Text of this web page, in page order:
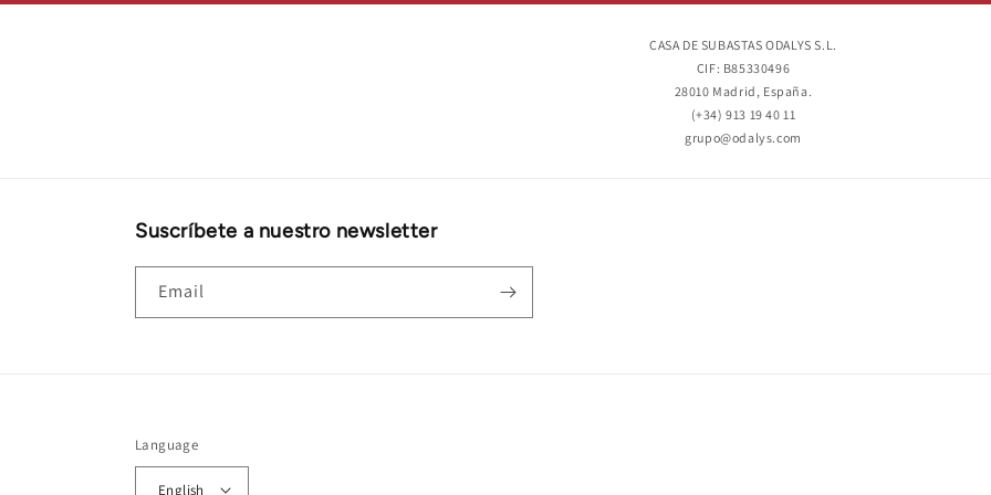
CASA DE SUBASTAS ODALYS S.L.
CIF: B85330496
28010 Madrid, España.
(+34) 913 19 40 11
grupo@odalys.com
Suscríbete a nuestro newsletter
Email
Language
English